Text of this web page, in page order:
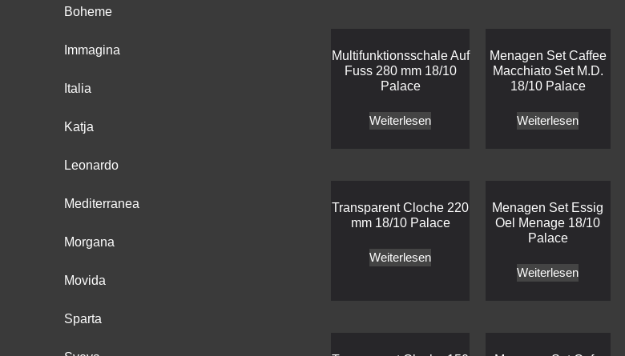
Boheme
Immagina
Italia
Katja
Leonardo
Mediterranea
Morgana
Movida
Sparta
Multifunktionsschale Auf
Fuss 280 mm 18/10
Palace
Weiterlesen
Menagen Set Caffee
Macchiato Set M.D.
18/10 Palace
Weiterlesen
Transparent Cloche 220
mm 18/10 Palace
Weiterlesen
Menagen Set Essig
Oel Menage 18/10
Palace
Weiterlesen